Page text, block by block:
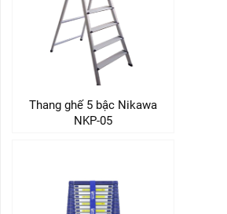
Thang ghế 5 bậc Nikawa
NKP-05